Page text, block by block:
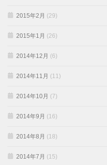
2015年2月 (29)
2015年1月 (26)
2014年12月 (6)
2014年11月 (11)
2014年10月 (7)
2014年9月 (16)
2014年8月 (18)
2014年7月 (15)